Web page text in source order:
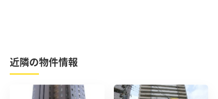
近隣の物件情報